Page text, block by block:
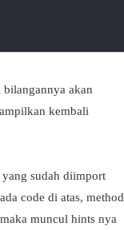
akan
kembali
sudah diimport
code di atas, method
muncul hints nya